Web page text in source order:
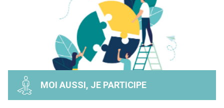
MOI AUSSI, JE PARTICIPE